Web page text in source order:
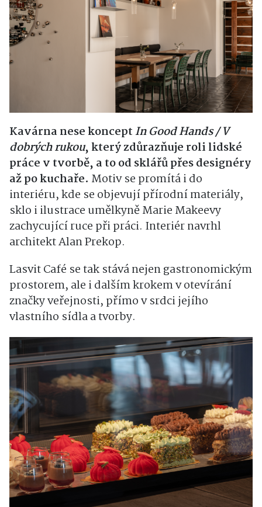
Kavárna nese konceptIn Good Hands / V
dobrých rukou, který zdůrazňuje roli lidské
práce v tvorbě, a to od sklářů přes designéry
až po kuchaře. Motiv se promítá i do
interiéru, kde se objevují přírodní materiály,
sklo i ilustrace umělkyně Marie Makeevy
zachycující ruce při práci. Interiér navrhl
architektAlan Prekop.
Lasvit Café se tak stává nejen gastronomickým
prostorem, ale i dalším krokem v otevírání
značky veřejnosti, přímo v srdci jejího
vlastního sídla a tvorby.